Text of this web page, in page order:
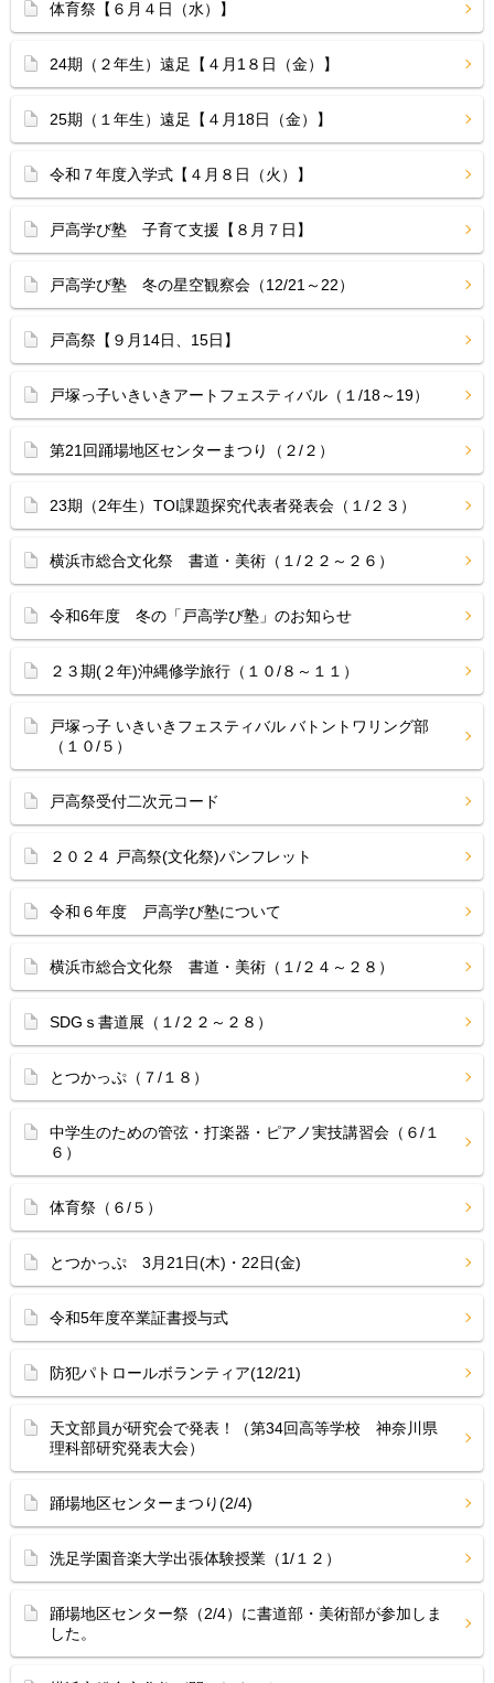
体育祭【６月４日（水）】
24期（２年生）遠足【４月1８日（金）】
25期（１年生）遠足【４月18日（金）】
令和７年度入学式【４月８日（火）】
戸高学び塾 子育て支援【８月７日】
戸高学び塾 冬の星空観察会（12/21～22）
戸高祭【９月14日、15日】
戸塚っ子いきいきアートフェスティバル（１/18～19）
第21回踊場地区センターまつり（２/２）
23期（2年生）TOI課題探究代表者発表会（１/２３）
横浜市総合文化祭 書道・美術（１/２２～２６）
令和6年度 冬の「戸高学び塾」のお知らせ
２３期(２年)沖縄修学旅行（１０/８～１１）
戸塚っ子 いきいきフェスティバル バトントワリング部
（１０/５）
戸高祭受付二次元コード
２０２４ 戸高祭(文化祭)パンフレット
令和６年度 戸高学び塾について
横浜市総合文化祭 書道・美術（１/２４～２８）
SDGｓ書道展（１/２２～２８）
とつかっぷ（７/１８）
中学生のための管弦・打楽器・ピアノ実技講習会（６/１
６）
体育祭（６/５）
とつかっぷ 3月21日(木)・22日(金)
令和5年度卒業証書授与式
防犯パトロールボランティア(12/21)
天文部員が研究会で発表！（第34回高等学校 神奈川県
理科部研究発表大会）
踊場地区センターまつり(2/4)
洗足学園音楽大学出張体験授業（1/１２）
踊場地区センター祭（2/4）に書道部・美術部が参加しま
した。